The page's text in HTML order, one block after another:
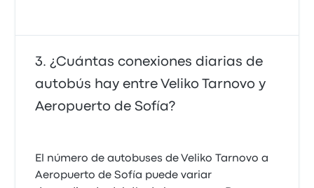
¿Cuántas conexiones diarias de
autobús hay entre Veliko Tarnovo y
Aeropuerto de Sofía?
El número de autobuses de Veliko Tarnovo a
Aeropuerto de Sofía puede variar